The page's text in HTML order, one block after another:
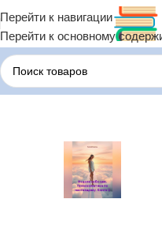
Перейти к навигации
Перейти к основному
Главная Терапия по